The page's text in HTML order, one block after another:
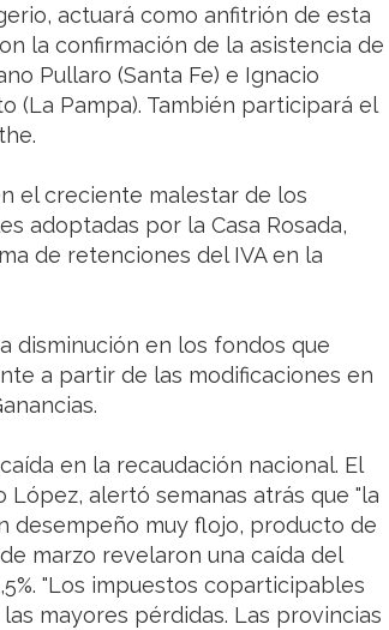
actuará como anfitrión de esta
la confirmación de la asistencia de
Pullaro (Santa Fe) e Ignacio
(La Pampa). También participará el
el creciente malestar de los
adoptadas por la Casa Rosada,
de retenciones del IVA en la
disminución en los fondos que
a partir de las modificaciones en
en la recaudación nacional. El
alertó semanas atrás que "la
desempeño muy flojo, producto de
marzo revelaron una caída del
"Los impuestos coparticipables
mayores pérdidas. Las provincias